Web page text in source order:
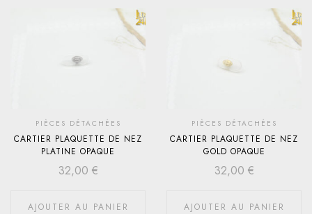
PIÈCES DÉTACHÉES
CARTIER PLAQUETTE DE NEZ
PLATINE OPAQUE
32,00 €
AJOUTER AU PANIER
PIÈCES DÉTACHÉES
CARTIER PLAQUETTE DE NEZ
GOLD OPAQUE
32,00 €
AJOUTER AU PANIER